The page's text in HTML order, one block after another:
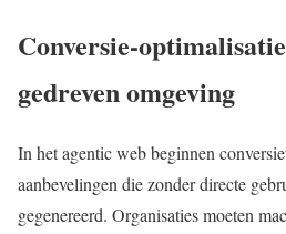
Conversie-
gedreven omgeving
In het agentic web beginnen
aanbevelingen die zonder directe
gegenereerd. Organisaties moeten